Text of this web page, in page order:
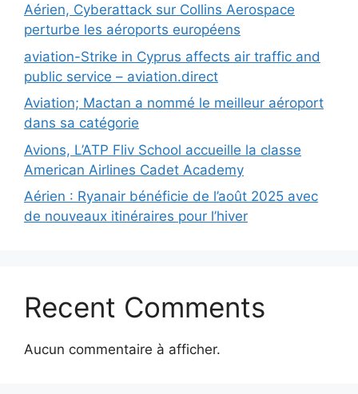
Aérien, Cyberattack sur Collins Aerospace
perturbe les aéroports européens
aviation-Strike in Cyprus affects air traffic and
public service – aviation.direct
Aviation; Mactan a nommé le meilleur aéroport
dans sa catégorie
Avions, L’ATP Fliv School accueille la classe
American Airlines Cadet Academy
Aérien : Ryanair bénéficie de l’août 2025 avec
de nouveaux itinéraires pour l’hiver
Recent Comments
Aucun commentaire à afficher.